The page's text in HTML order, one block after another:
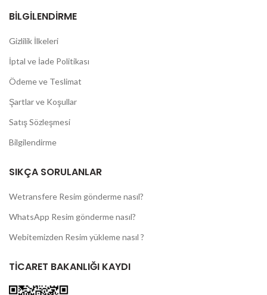
BİLGİLENDİRME
Gizlilik İlkeleri
İptal ve İade Politikası
Ödeme ve Teslimat
Şartlar ve Koşullar
Satış Sözleşmesi
Bilgilendirme
SIKÇA SORULANLAR
Wetransfere Resim gönderme nasıl?
WhatsApp Resim gönderme nasıl?
Webitemizden Resim yükleme nasıl ?
TİCARET BAKANLIĞI KAYDI